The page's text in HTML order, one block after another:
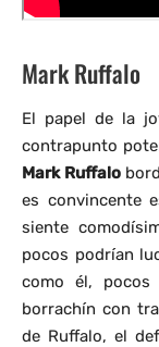
Mark Ruffalo
El papel de la
contrapunto
Mark Ruffalo
es convincente
siente
pocos podrían
como él, pocos
borrachín con
de Ruffalo, el